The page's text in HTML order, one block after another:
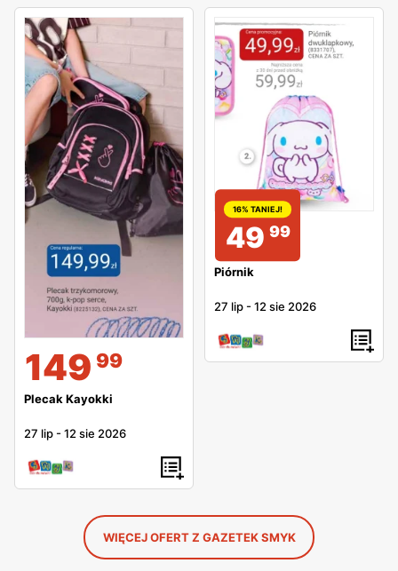
149 99
Plecak Kayokki
27 lip -12 sie 2026
16% TANIEJ!
49 99
Piórnik
27 lip -12 sie 2026
WIĘCEJ OFERT Z GAZETEK SMYK